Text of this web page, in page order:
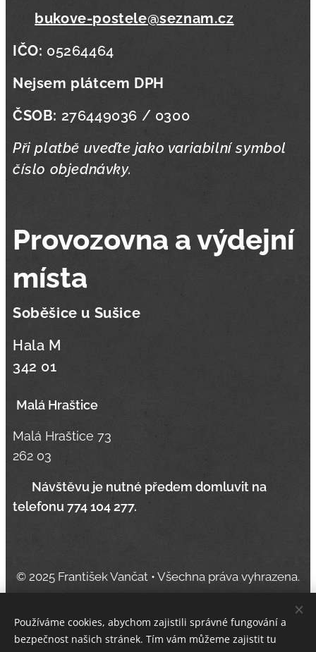
bukove-postele@seznam.cz
IČO: 05264464
Nejsem plátcem DPH
ČSOB: 276449036 / 0300
Při platbě uveďte jako variabilní symbol
číslo objednávky.
Provozovna a výdejní
místa
Soběšice u Sušice
Hala M
342 01
Malá Hraštice
Malá Hraštice 73
262 03
Návštěvu je nutné předem domluvit na
telefonu 774 104 277.
© 2025 František Vančat • Všechna práva vyhrazena.
Vytvořeno službouWebnode Cookies
Používáme cookies, abychom zajistili správné fungování a
bezpečnost našich stránek. Tím vám můžeme zajistit tu